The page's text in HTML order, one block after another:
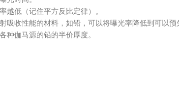
越低（记住平方反比定律）。
吸收性能的材料，如铅，可以将曝光率降低到可以预
种伽马源的铅的半价厚度。